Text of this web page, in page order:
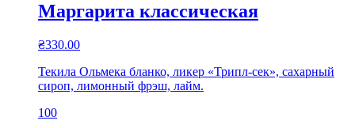
Маргарита классическая
₴330.00
Текила Ольмека бланко, ликер «Трипл-сек», сахарный
сироп, лимонный фрэш, лайм.
100